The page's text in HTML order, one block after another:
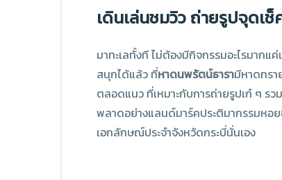
เดินเล่นชมวิว ถ่ายรูปจุดเ
มาทะเลทั้งที ไม่ต้องมีกิจกรรมอะไรมากแ
สนุกได้แล้ว ที่หาดนพรัตน์ธารามีหาดทร
ตลอดแนว ที่เหมาะกับการถ่ายรูปเก๋ ๆ ร
พลาดอย่างแลนด์มาร์คประติมากรรมหอ
เอกลักษณ์ประจำจังหวัดกระบี่นั่นเอง